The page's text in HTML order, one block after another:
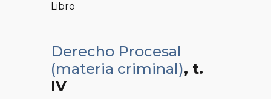
Libro
Derecho Procesal
(materia criminal), t.
IV